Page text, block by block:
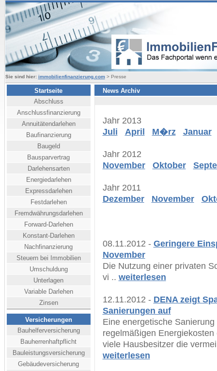
Sie sind hier: immobilienfinanzierung.com> Presse
Startseite
Abschluss
Anschlussfinanzierung
Annuitätendarlehen
Baufinanzierung
Baugeld
Bausparvertrag
Darlehensarten
Energiedarlehen
Expressdarlehen
Festdarlehen
Fremdwährungsdarlehen
Forward-Darlehen
Konstant-Darlehen
Nachfinanzierung
Steuern bei Immobilien
Umschuldung
Unterlagen
Variable Darlehen
Zinsen
Versicherungen
Bauhelferversicherung
Bauherrenhaftpflicht
Bauleistungsversicherung
Gebäudeversicherung
News Archiv
Jahr 2013
Juli
April M�rz Januar
Jahr 2012
November
Oktober
Jahr 2011
Dezember
November
08.11.2012 - Geringere
November
Die Nutzung einer privaten
vi .. weiterlesen
12.11.2012 - DENA zeigt
Sanierungen auf
Eine energetische
regelmäßigen
viele Hausbesitzer die
weiterlesen